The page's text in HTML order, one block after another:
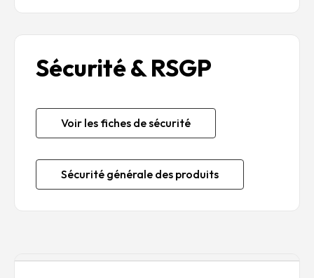
Sécurité & RSGP
Voir les fiches de sécurité
Sécurité générale des produits